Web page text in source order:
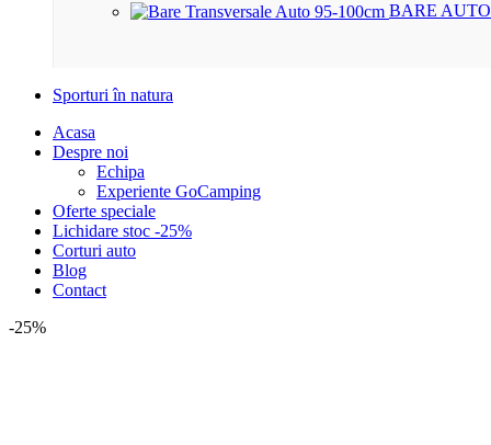
BARE
Sporturi în natura
Acasa
Despre noi
Echipa
Experiente GoCamping
Oferte speciale
Lichidare stoc -25%
Corturi auto
Blog
Contact
-25%